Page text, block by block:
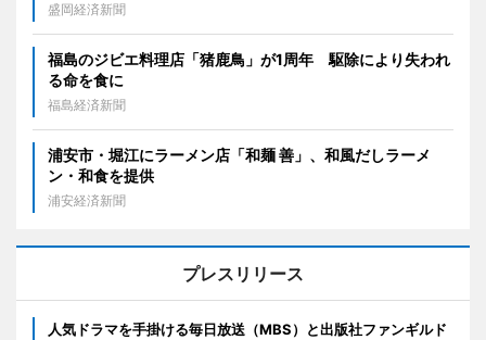
盛岡経済新聞
福島のジビエ料理店「猪鹿鳥」が1周年 駆除により失われ
る命を食に
福島経済新聞
浦安市・堀江にラーメン店「和麺 善」、和風だしラーメ
ン・和食を提供
浦安経済新聞
プレスリリース
人気ドラマを手掛ける毎日放送（MBS）と出版社ファンギルド